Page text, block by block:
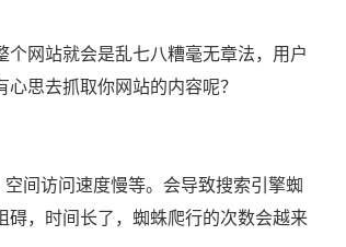
个网站就会是乱七八糟毫无章法，用户
思去抓取你网站的内容呢？
间访问速度慢等。会导致搜索引擎蜘
碍，时间长了，蜘蛛爬行的次数会越来